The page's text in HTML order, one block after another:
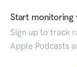
Start monitoring
Sign up to track
Apple Podcasts